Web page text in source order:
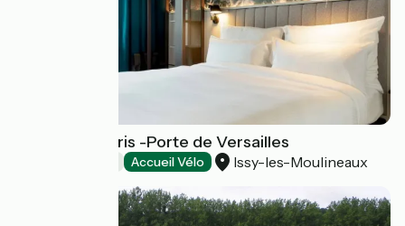
Motel One Paris -Porte de Versailles
Accueil Vélo Issy-les-Moulineaux